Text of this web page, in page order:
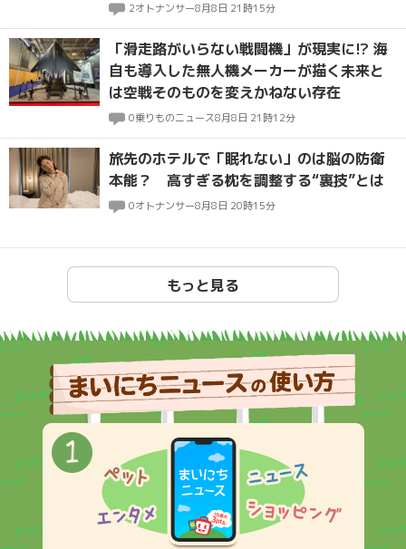
2オトナンサー8月8日 21時15分
「滑走路がいらない戦闘機」が現実に!? 海
自も導入した無人機メーカーが描く未来と
は空戦そのものを変えかねない存在
0乗りものニュース8月8日 21時12分
旅先のホテルで「眠れない」のは脳の防衛
本能？ 高すぎる枕を調整する“裏技”とは
0オトナンサー8月8日 20時15分
もっと見る